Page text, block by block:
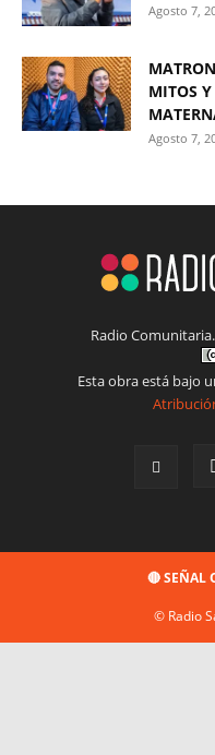
Agosto 7,
MITOS
Agosto 7,
Radio
Esta obra está bajo
🔴 SEÑAL
© Radio